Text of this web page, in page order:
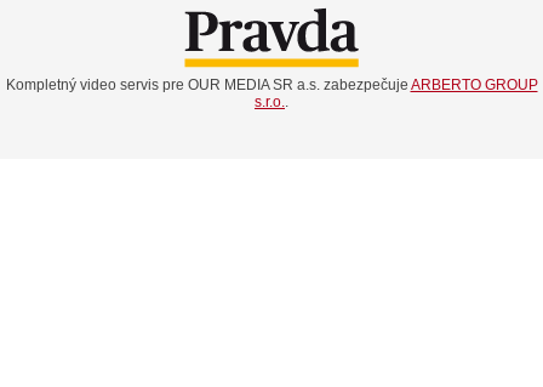
Kompletný video servis pre OUR MEDIA SR a.s. zabezpečuje ARBERTO GROUP
s.r.o.